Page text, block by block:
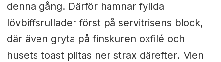
denna gång. Därför hamnar fyllda
lövbiffsrullader först på servitrisens block,
där även gryta på finskuren oxfilé och
husets toast plitas ner strax därefter. Men